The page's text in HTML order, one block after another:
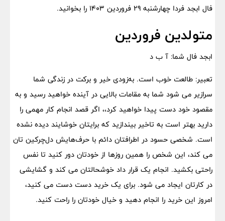
فال ابجد فردا چهارشنبه 29 فروردین 1403 را بخوانید.
متولدین فروردین
ابجد فال شما: آ ب د
تعبیر: طالعت خوب است. به‌زودی خیر و برکت در زندگی شما
سرازیر می شود شما به مقامات بالایی در آینده خواهید رسید و به
مقصود خود دست پیدا خواهید کرد،، اگر قصد انجام کار مهمی را
دارید بهتر است به تاخیر بیندازید که برایتان خوشایند دیده نشده
است. شخصی حسود در اطرافتان دائم با حرف‌هایش دل‌چرکین تان
می کند، این شخص را همین روزها از خودتان دور کنید تا نفس
راحتی بکشید. انجام یک قرار داد خوشحالتان می کند و گشایشی
در کارتان ایجاد می شود. برای یک خرید دست دست می کنید،
امروز این خرید را انجام دهید و خیال خودتان را راحت کنید.